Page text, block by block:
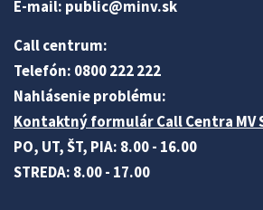
E-mail: public@minv.sk
Call centrum:
Telefón: 0800 222 222
Nahlásenie problému:
Kontaktný formulár Call Centra MV
PO, UT, ŠT, PIA: 8.00 - 16.00
STREDA: 8.00 - 17.00